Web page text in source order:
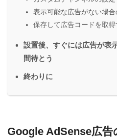
表示可能な広告がない場合
保存して広告コードを取得
設置後、すぐには広告が表
間待とう
終わりに
Google AdSense広告